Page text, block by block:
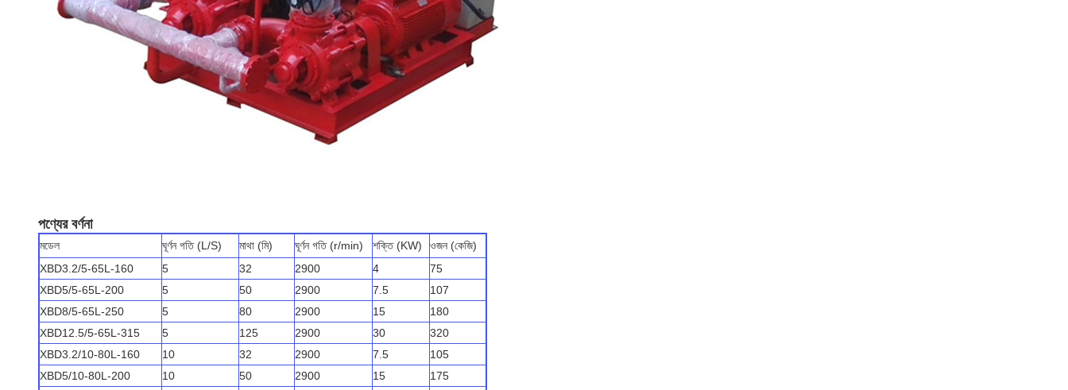
পণ্যের বর্ণনা
মডেল ঘূর্ণন গতি (L/S) মাথা (মি) ঘূর্ণন গতি (r/min) শক্তি (KW)
ওজন (কেজি)
XBD3.2/5-65L-160
5 32 2900 4
75
XBD5/5-65L-200
5 50 2900 7.5
107
XBD8/5-65L-250
5 80 2900 15
180
XBD12.5/5-65L-315
5 125 2900 30
320
XBD3.2/10-80L-160
10 32 2900 7.5
105
XBD5/10-80L-200
10 50 2900 15
175